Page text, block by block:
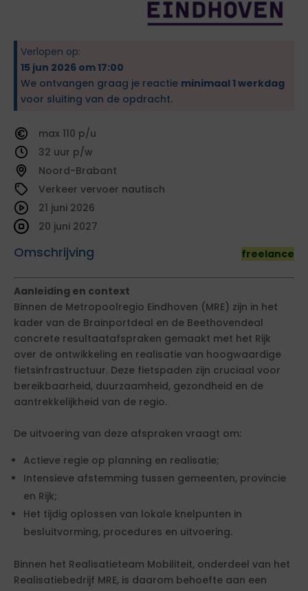
Verlopen op:
15 jun 2026 om 17:00
We ontvangen graag je reactie minimaal 1 werkdag
voor sluiting van de opdracht.
110
32
Noord-Brabant
Verkeer vervoer nautisch
Omschrijving freelance
21 juni 2026
20 juni 2027
Aanleiding en context
Binnen de Metropoolregio Eindhoven (MRE) zijn in het
kader van de Brainportdeal en de Beethovendeal
concrete resultaatafspraken gemaakt met het Rijk
over de ontwikkeling en realisatie van hoogwaardige
fietsinfrastructuur. Deze fietspaden zijn cruciaal voor
bereikbaarheid, duurzaamheid, gezondheid en de
aantrekkelijkheid van de regio.
De uitvoering van deze afspraken vraagt om:
Actieve regie op planning en realisatie;
Intensieve afstemming tussen gemeenten, provincie
en Rijk;
Het tijdig oplossen van lokale knelpunten in
besluitvorming, procedures en uitvoering.
Binnen het Realisatieteam Mobiliteit, onderdeel van het
Realisatiebedrijf MRE, is daarom behoefte aan een